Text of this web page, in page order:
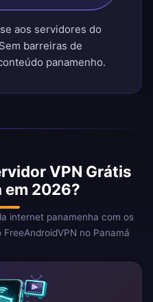
aos servidores do
barreiras de
panamenho.
VPN Grátis
em 2026?
internet panamenha com os
no Panamá